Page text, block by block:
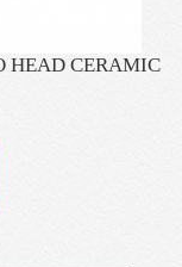
HEAD CERAMIC